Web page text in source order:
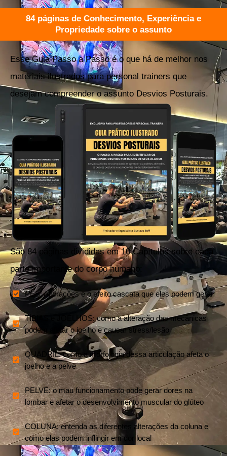
84 páginas de Conhecimento, Experiência e
Propriedade sobre o assunto
Esse Guia Passo a Passo é o que há de melhor nos
materiais ilustrados para personal trainers que
desejam compreender o assunto Desvios Posturais.
São 84 páginas divididas em 10 Capítulos sobre cada
parte importante do corpo humano:
PÉS: Alterações e o efeito cascata que eles podem gerar​
TÍBIAS e JOELHOS: como a alteração das mecânicas
podem afetar o joelho e causar stress/lesão​
QUADRIL: como a morfologia dessa articulação afeta o
joelho e a pelve​
PELVE: o mau funcionamento pode gerar dores na
lombar e afetar o desenvolvimento muscular do glúteo​
COLUNA: entenda as diferentes alterações da coluna e
como elas podem inflingir em dor local​